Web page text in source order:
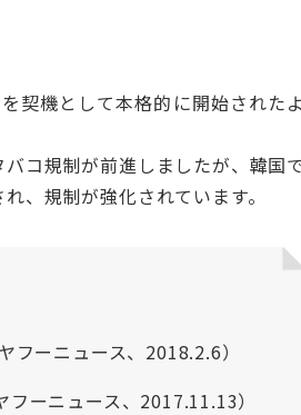
契機として本格的に開始されたよ
コ規制が前進しましたが、韓国
、規制が強化されています。
フーニュース、2018.2.6）
フーニュース、2017.11.13）